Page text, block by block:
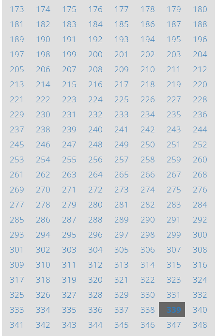
173
174 175 176 177 178 179
180
181
182 183 184 185 186 187
188
189
190 191 192 193 194 195
196
197
198 199 200 201 202 203
204
205
206 207 208 209 210 211
212
213
214 215 216 217 218 219
220
221
222 223 224 225 226 227
228
229
230 231 232 233 234 235
236
237
238 239 240 241 242 243
244
245
246 247 248 249 250 251
252
253
254 255 256 257 258 259
260
261
262 263 264 265 266 267
268
269
270 271 272 273 274 275
276
277
278 279 280 281 282 283
284
285
286 287 288 289 290 291
292
293
294 295 296 297 298 299
300
301
302 303 304 305 306 307
308
309
310 311 312 313 314 315
316
317
318 319 320 321 322 323
324
325
326 327 328 329 330 331
332
333
334 335 336 337 338 339
340
341
342 343 344 345 346 347
348